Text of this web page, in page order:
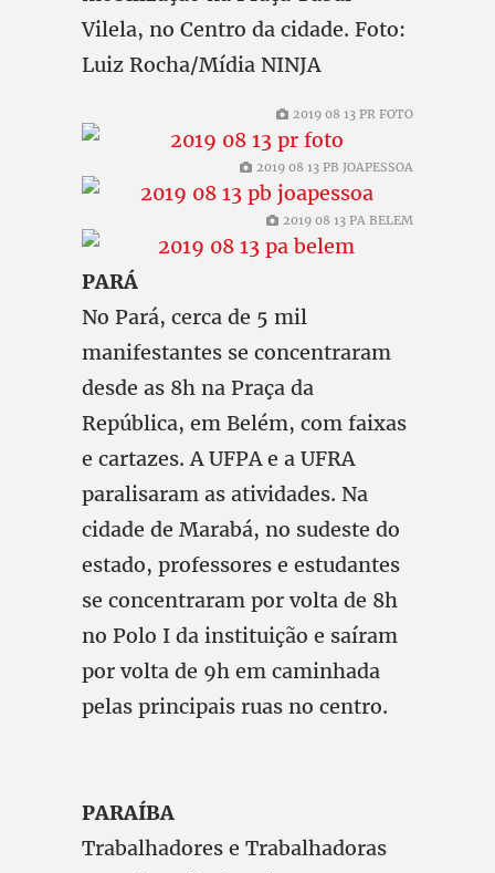
Vilela, no Centro da cidade. Foto:
Luiz Rocha/Mídia NINJA
2019 08 13 PR FOTO
2019 08 13 PB JOAPESSOA
2019 08 13 PA BELEM
PARÁ
No Pará, cerca de 5 mil
manifestantes se concentraram
desde as 8h na Praça da
República, em Belém, com faixas
e cartazes. A UFPA e a UFRA
paralisaram as atividades. Na
cidade de Marabá, no sudeste do
estado, professores e estudantes
se concentraram por volta de 8h
no Polo I da instituição e saíram
por volta de 9h em caminhada
pelas principais ruas no centro.
PARAÍBA
Trabalhadores e Trabalhadoras